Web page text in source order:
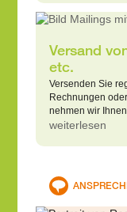
Versand
etc.
Versenden Sie
Rechnungen
nehmen wir
weiterlesen